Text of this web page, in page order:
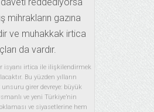
isyanı irtica ile ilişkilendirmek
Bu yüzden yılların
girer devreye: büyük
ve yeni Türkiye’nin
ve siyasetlerine hem